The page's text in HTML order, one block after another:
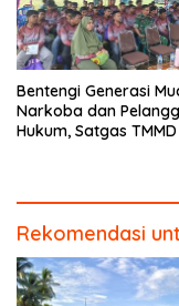
Bentengi Generasi
Narkoba dan
Hukum, Satgas
Rekomendasi